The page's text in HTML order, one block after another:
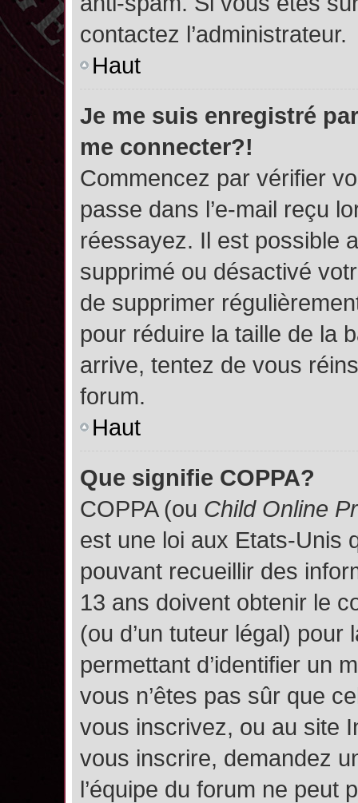
contactez l’administrateur.
Haut
Je me suis enregistré
me connecter?!
Commencez par vérifier
passe dans l’e-mail reçu
réessayez. Il est possible
supprimé ou désactivé
de supprimer
pour réduire la taille de la
arrive, tentez de vous
forum.
Haut
Que signifie COPPA?
COPPA (ou Child Online
est une loi aux Etats-Unis
pouvant recueillir des
13 ans doivent obtenir le
(ou d’un tuteur légal)
permettant d’identifier un
vous n’êtes pas sûr que
vous inscrivez, ou au site
vous inscrire, demandez
l’équipe du forum ne peut